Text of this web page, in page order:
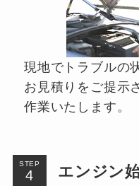
現地でトラブルの
お見積りをご提示
作業いたします。
STEP エンジン